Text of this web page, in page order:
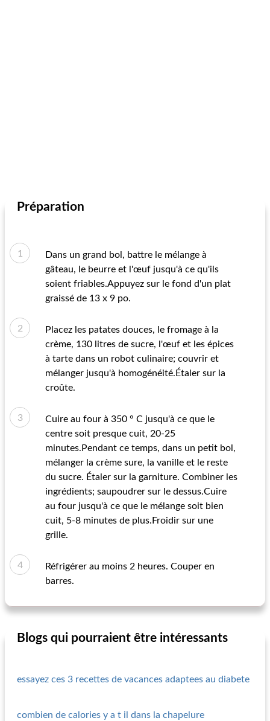
Préparation
Dans un grand bol, battre le mélange à
gâteau, le beurre et l'œuf jusqu'à ce qu'ils
soient friables.Appuyez sur le fond d'un plat
graissé de 13 x 9 po.
Placez les patates douces, le fromage à la
crème, 130 litres de sucre, l'œuf et les épices
à tarte dans un robot culinaire; couvrir et
mélanger jusqu'à homogénéité.Étaler sur la
croûte.
Cuire au four à 350 ° C jusqu'à ce que le
centre soit presque cuit, 20-25
minutes.Pendant ce temps, dans un petit bol,
mélanger la crème sure, la vanille et le reste
du sucre. Étaler sur la garniture. Combiner les
ingrédients; saupoudrer sur le dessus.Cuire
au four jusqu'à ce que le mélange soit bien
cuit, 5-8 minutes de plus.Froidir sur une
grille.
Réfrigérer au moins 2 heures. Couper en
barres.
Blogs qui pourraient être intéressants
essayez ces 3 recettes de vacances adaptees au diabete
combien de calories y a t il dans la chapelure